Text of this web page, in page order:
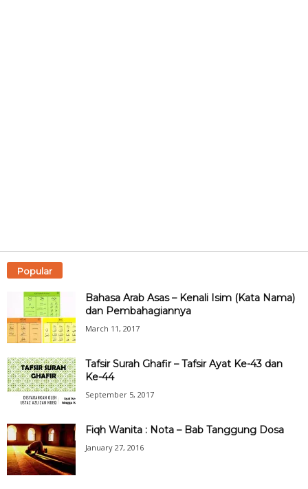
Popular
Bahasa Arab Asas – Kenali Isim (Kata Nama)
dan Pembahagiannya
March 11, 2017
Tafsir Surah Ghafir – Tafsir Ayat Ke-43 dan
Ke-44
September 5, 2017
Fiqh Wanita : Nota – Bab Tanggung Dosa
January 27, 2016